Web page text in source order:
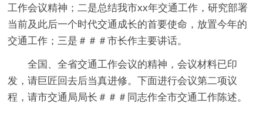
工作会议精神；二是总结我市xx年交通工作，研究部署
当前及此后一个时代交通成长的首要使命，放置今年的
交通工作；三是＃＃＃市长作主要讲话。
全国、全省交通工作会议的精神，会议材料已印
发，请巨匠回去后当真进修。下面进行会议第二项议
程，请市交通局局长＃＃＃同志作全市交通工作陈述。